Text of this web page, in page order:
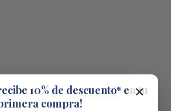
×
10% de descuento* en tu
compra!